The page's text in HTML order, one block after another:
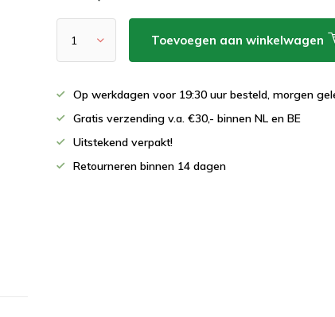
Toevoegen aan winkelwagen
Op werkdagen voor 19:30 uur besteld, morgen
Gratis verzending v.a. €30,- binnen NL en BE
Uitstekend verpakt!
Retourneren binnen 14 dagen